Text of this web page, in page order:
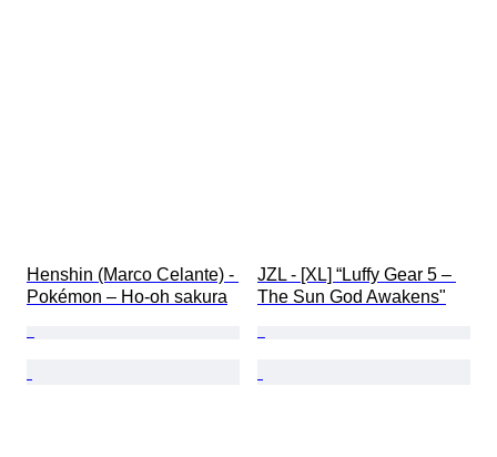
Henshin (Marco Celante) -
Pokémon – Ho-oh sakura
JZL - [XL] “Luffy Gear 5 –
The Sun God Awakens"